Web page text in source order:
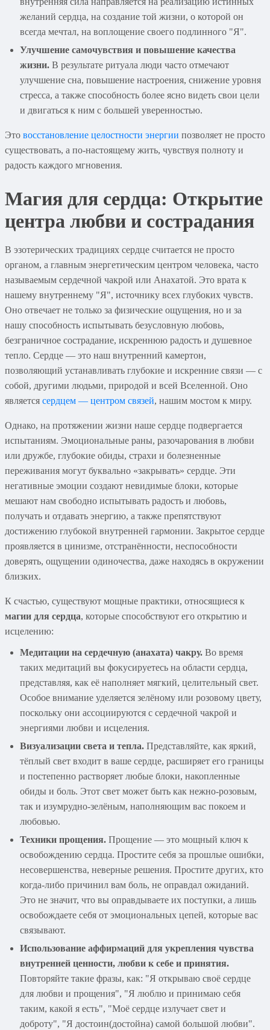
желаний сердца, на создание той жизни, о которой он
всегда мечтал, на воплощение своего подлинного "Я".
Улучшение самочувствия и повышение качества
жизни. В результате ритуала люди часто отмечают
улучшение сна, повышение настроения, снижение уровня
стресса, а также способность более ясно видеть свои цели
и двигаться к ним с большей уверенностью.
Это восстановление целостности энергии позволяет не просто
существовать, а по-настоящему жить, чувствуя полноту и
радость каждого мгновения.
Магия для сердца: Открытие
центра любви и сострадания
В эзотерических традициях сердце считается не просто
органом, а главным энергетическим центром человека, часто
называемым сердечной чакрой или Анахатой. Это врата к
нашему внутреннему "Я", источнику всех глубоких чувств.
Оно отвечает не только за физические ощущения, но и за
нашу способность испытывать безусловную любовь,
безграничное сострадание, искреннюю радость и душевное
тепло. Сердце — это наш внутренний камертон,
позволяющий устанавливать глубокие и искренние связи — с
собой, другими людьми, природой и всей Вселенной. Оно
является сердцем — центром связей, нашим мостом к миру.
Однако, на протяжении жизни наше сердце подвергается
испытаниям. Эмоциональные раны, разочарования в любви
или дружбе, глубокие обиды, страхи и болезненные
переживания могут буквально «закрывать» сердце. Эти
негативные эмоции создают невидимые блоки, которые
мешают нам свободно испытывать радость и любовь,
получать и отдавать энергию, а также препятствуют
достижению глубокой внутренней гармонии. Закрытое сердце
проявляется в цинизме, отстранённости, неспособности
доверять, ощущении одиночества, даже находясь в окружении
близких.
К счастью, существуют мощные практики, относящиеся к
магии для сердца, которые способствуют его открытию и
исцелению:
Медитации на сердечную (анахата) чакру. Во время
таких медитаций вы фокусируетесь на области сердца,
представляя, как её наполняет мягкий, целительный свет.
Особое внимание уделяется зелёному или розовому цвету,
поскольку они ассоциируются с сердечной чакрой и
энергиями любви и исцеления.
Визуализации света и тепла. Представляйте, как яркий,
тёплый свет входит в ваше сердце, расширяет его границы
и постепенно растворяет любые блоки, накопленные
обиды и боль. Этот свет может быть как нежно-розовым,
так и изумрудно-зелёным, наполняющим вас покоем и
любовью.
Техники прощения. Прощение — это мощный ключ к
освобождению сердца. Простите себя за прошлые ошибки,
несовершенства, неверные решения. Простите других, кто
когда-либо причинил вам боль, не оправдал ожиданий.
Это не значит, что вы оправдываете их поступки, а лишь
освобождаете себя от эмоциональных цепей, которые вас
связывают.
Использование аффирмаций для укрепления чувства
внутренней ценности, любви к себе и принятия.
Повторяйте такие фразы, как: "Я открываю своё сердце
для любви и прощения", "Я люблю и принимаю себя
таким, какой я есть", "Моё сердце излучает свет и
доброту", "Я достоин(достойна) самой большой любви".